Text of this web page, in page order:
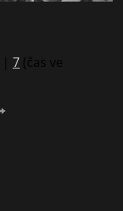
| 7 (čas ve